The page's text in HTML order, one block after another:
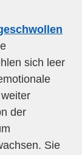
sich leer
der
Sie